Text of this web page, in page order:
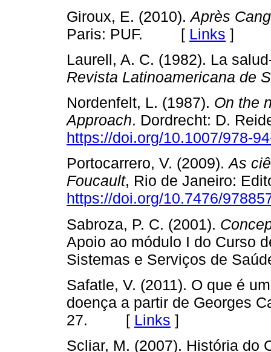
Giroux, E. (2010).Après
Paris: PUF. [ Links ]
Laurell, A. C. (1982). La
Revista Latinoamericana de
Nordenfelt, L. (1987). On the
Approach. Dordrecht: D.
https://doi.org/10.1007/978-
Portocarrero, V. (2009).As
Foucault, Rio de Janeiro:
https://doi.org/10.7476/
Sabroza, P. C. (2001).
Apoio ao módulo I do Curso
Sistemas e Serviços de
Safatle, V. (2011). O que é
doença a partir de Georges
27. [ Links ]
Scliar, M. (2007). História do